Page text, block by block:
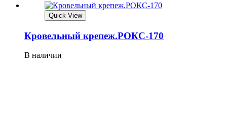
Quick View
Кровельный крепеж.РОКС-170
В наличии